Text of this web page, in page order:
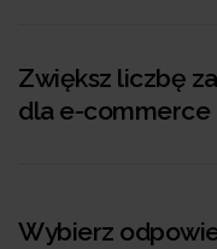
Zwiększ liczbę
dla e-commerce
Wybierz